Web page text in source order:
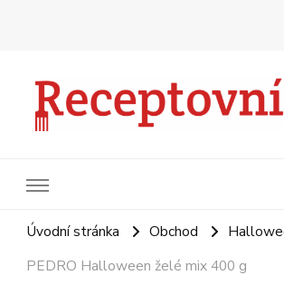
Úvodní stránka Obchod
PEDRO Halloween želé mix 400 g